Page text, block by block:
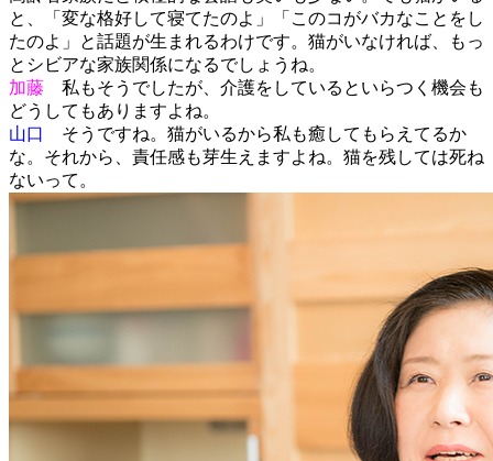
と、「変な格好して寝てたのよ」「このコがバカなことをし
たのよ」と話題が生まれるわけです。猫がいなければ、もっ
とシビアな家族関係になるでしょうね。
加藤 私もそうでしたが、介護をしているといらつく機会も
どうしてもありますよね。
山口
そうですね。猫がいるから私も癒してもらえてるか
な。それから、責任感も芽生えますよね。猫を残しては死ね
ないって。